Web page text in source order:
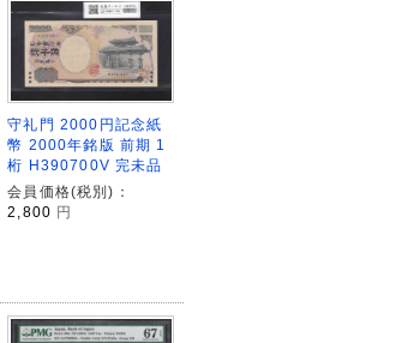
守礼門 2000円記念紙
幣 2000年銘版 前期 1
桁 H390700V 完未品
会員価格(税別)：
2,800 円